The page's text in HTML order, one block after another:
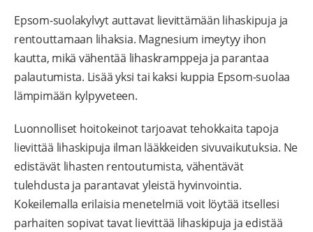
Epsom-suolakylvyt auttavat lievittämään lihaskipuja ja
rentouttamaan lihaksia. Magnesium imeytyy ihon
kautta, mikä vähentää lihaskramppeja ja parantaa
palautumista. Lisää yksi tai kaksi kuppia Epsom-suolaa
lämpimään kylpyveteen.
Luonnolliset hoitokeinot tarjoavat tehokkaita tapoja
lievittää lihaskipuja ilman lääkkeiden sivuvaikutuksia. Ne
edistävät lihasten rentoutumista, vähentävät
tulehdusta ja parantavat yleistä hyvinvointia.
Kokeilemalla erilaisia menetelmiä voit löytää itsellesi
parhaiten sopivat tavat lievittää lihaskipuja ja edistää